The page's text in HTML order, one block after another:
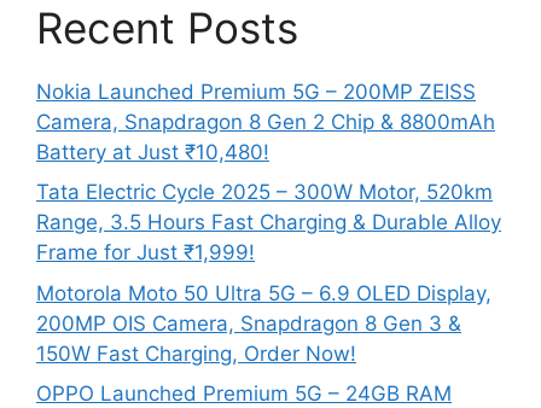
Recent Posts
Nokia Launched Premium 5G – 200MP ZEISS
Camera, Snapdragon 8 Gen 2 Chip & 8800mAh
Battery at Just ₹10,480!
Tata Electric Cycle 2025 – 300W Motor, 520km
Range, 3.5 Hours Fast Charging & Durable Alloy
Frame for Just ₹1,999!
Motorola Moto 50 Ultra 5G – 6.9 OLED Display,
200MP OIS Camera, Snapdragon 8 Gen 3 &
150W Fast Charging, Order Now!
OPPO Launched Premium 5G – 24GB RAM